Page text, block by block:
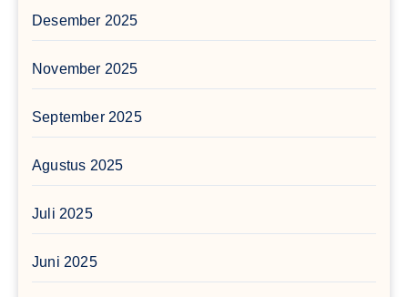
Desember 2025
November 2025
September 2025
Agustus 2025
Juli 2025
Juni 2025